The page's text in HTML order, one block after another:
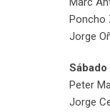
Poncho
Jorge
Sábado
Peter
Jorge